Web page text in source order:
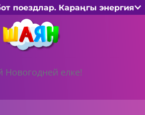
поездлар. Караңгы энергия
Новогодней елке!